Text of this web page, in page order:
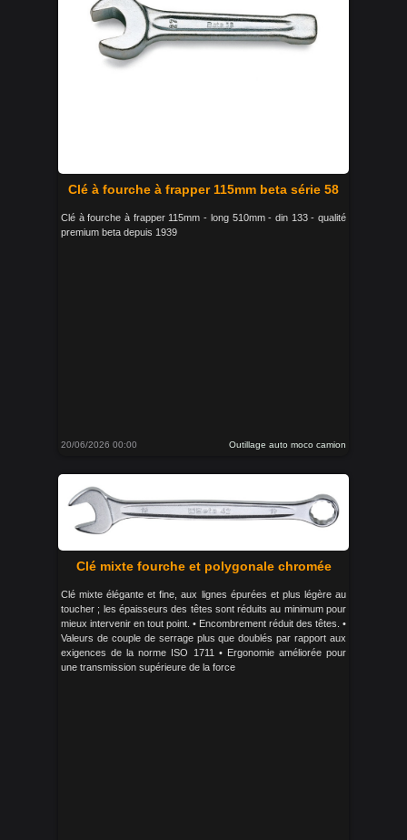
Clé à fourche à frapper 115mm beta série 58
Clé à fourche à frapper 115mm - long 510mm - din 133 - qualité
premium beta depuis 1939
20/06/2026 00:00 Outillage auto moco camion
Clé mixte fourche et polygonale chromée
Clé mixte élégante et fine, aux lignes épurées et plus légère au
toucher ; les épaisseurs des têtes sont réduits au minimum pour
mieux intervenir en tout point. • Encombrement réduit des têtes. •
Valeurs de couple de serrage plus que doublés par rapport aux
exigences de la norme ISO 1711 • Ergonomie améliorée pour
une transmission supérieure de la force